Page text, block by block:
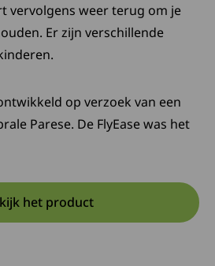
vervolgens weer terug om je
Er zijn verschillende
op verzoek van een
Parese. De FlyEase was het
het product
Opent in een nieuwe tab:
Deze link opent in een nieuw